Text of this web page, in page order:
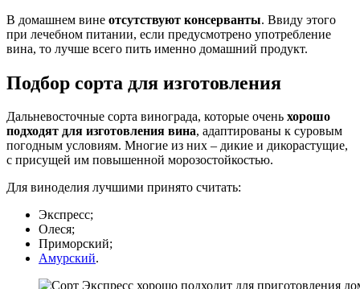
В домашнем вине отсутствуют консерванты. Ввиду этого
при лечебном питании, если предусмотрено употребление
вина, то лучше всего пить именно домашний продукт.
Подбор сорта для изготовления
Дальневосточные сорта винограда, которые очень хорошо
подходят для изготовления вина, адаптированы к суровым
погодным условиям. Многие из них – дикие и дикорастущие,
с присущей им повышенной морозостойкостью.
Для виноделия лучшими принято считать:
Экспресс;
Олеся;
Приморский;
Амурский.